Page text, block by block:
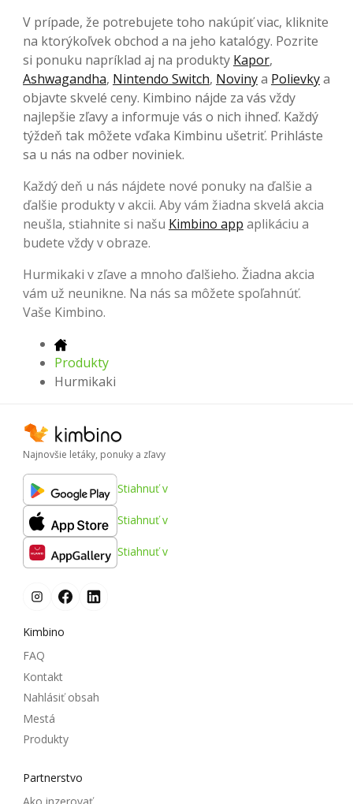
V prípade, že potrebujete toho nakúpiť viac, kliknite
na ktorýkoľvek obchod a na jeho katalógy. Pozrite
si ponuku napríklad aj na produkty Kapor,
Ashwagandha, Nintendo Switch, Novinya Polievkya
objavte skvelé ceny. Kimbino nájde za vás vždy
najlepšie zľavy a informuje vás o nich ihneď. Každý
týždeň tak môžete vďaka Kimbinu ušetriť. Prihláste
sa u nás na odber noviniek.
Každý deň u nás nájdete nové ponuky na ďalšie a
ďalšie produkty v akcii. Aby vám žiadna skvelá akcia
neušla, stiahnite si našu Kimbino app aplikáciu a
budete vždy v obraze.
Hurmikaki v zľave a mnoho ďalšieho. Žiadna akcia
vám už neunikne. Na nás sa môžete spoľahnúť.
Vaše Kimbino.
Produkty
Hurmikaki
Najnovšie letáky, ponuky a zľavy
Stiahnuť v
Stiahnuť v
Stiahnuť v
Kimbino
FAQ
Kontakt
Nahlásiť obsah
Mestá
Produkty
Partnerstvo